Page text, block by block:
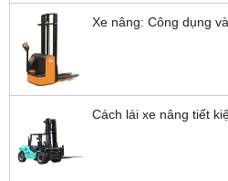
Xe nâng: Công dụng
Cách lái xe nâng tiết